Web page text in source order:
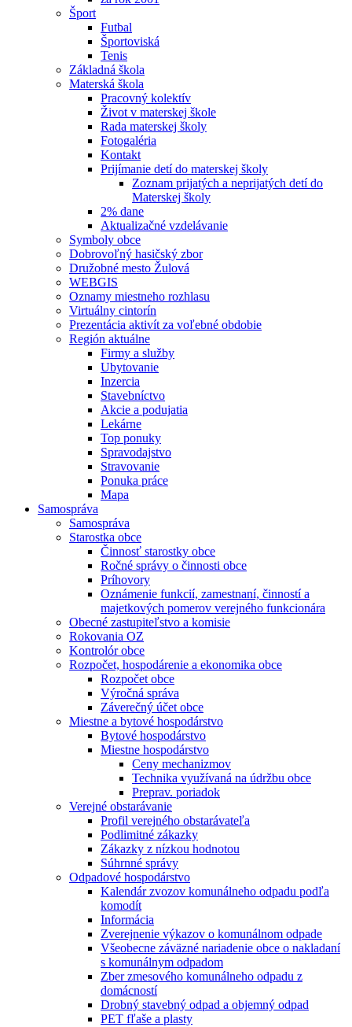
Šport
Futbal
Športoviská
Tenis
Základná škola
Materská škola
Pracovný kolektív
Život v materskej škole
Rada materskej školy
Fotogaléria
Kontakt
Prijímanie detí do materskej školy
Zoznam prijatých a neprijatých detí do
Materskej školy
2% dane
Aktualizačné vzdelávanie
Symboly obce
Dobrovoľný hasičský zbor
Družobné mesto Žulová
WEBGIS
Oznamy miestneho rozhlasu
Virtuálny cintorín
Prezentácia aktivít za voľebné obdobie
Región aktuálne
Firmy a služby
Ubytovanie
Inzercia
Stavebníctvo
Akcie a podujatia
Lekárne
Top ponuky
Spravodajstvo
Stravovanie
Ponuka práce
Mapa
Samospráva
Samospráva
Starostka obce
Činnosť starostky obce
Ročné správy o činnosti obce
Príhovory
Oznámenie funkcií, zamestnaní, činností a
majetkových pomerov verejného funkcionára
Obecné zastupiteľstvo a komisie
Rokovania OZ
Kontrolór obce
Rozpočet, hospodárenie a ekonomika obce
Rozpočet obce
Výročná správa
Záverečný účet obce
Miestne a bytové hospodárstvo
Bytové hospodárstvo
Miestne hospodárstvo
Ceny mechanizmov
Technika využívaná na údržbu obce
Preprav. poriadok
Verejné obstarávanie
Profil verejného obstarávateľa
Podlimitné zákazky
Zákazky z nízkou hodnotou
Súhrnné správy
Odpadové hospodárstvo
Kalendár zvozov komunálneho odpadu podľa
komodít
Informácia
Zverejnenie výkazov o komunálnom odpade
Všeobecne záväzné nariadenie obce o nakladaní
s komunálnym odpadom
Zber zmesového komunálneho odpadu z
domácností
Drobný stavebný odpad a objemný odpad
PET fľaše a plasty